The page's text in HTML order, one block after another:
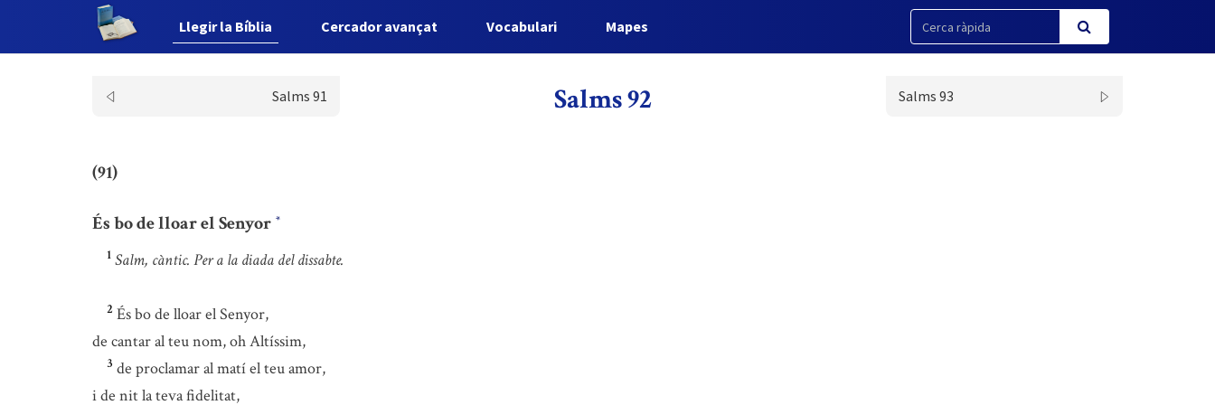
Llegir la Bíblia Cercador avançat Vocabulari Mapes
Salms 91 Salms 92 Salms 93
(91)
És bo de lloar el Senyor *
1 Salm, càntic. Per a la diada del dissabte.
2 És bo de lloar el Senyor,
de cantar al teu nom, oh Altíssim,
3 de proclamar al matí el teu amor,
i de nit la teva fidelitat,